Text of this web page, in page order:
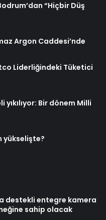
“Hiçbir Düş
Argon Caddesi’nde
Liderliğindeki Tüketici
yıkılıyor: Bir dönem Milli
yükselişte?
destekli entegre kamera
sahip olacak